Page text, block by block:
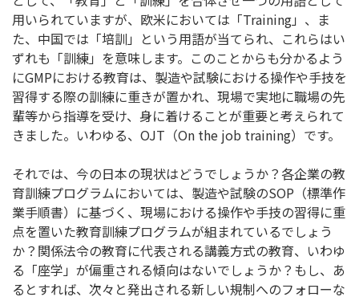
用いられていますが、欧米においては「Training」、ま
た、中国では「培訓」という用語が当てられ、これらはい
ずれも「訓練」を意味します。このことからも分かるよう
にGMPにおける教育は、製造や試験における操作や手技を
習得する際の訓練に重きが置かれ、現場で実地に職場の先
輩等から指導を受け、身に着けることが重要と考えられて
きました。いわゆる、OJT（On the job training）です。
それでは、今の日本の現状はどうでしょうか？各企業の教
育訓練プログラムにおいては、製造や試験のSOP（標準作
業手順書）に基づく、現場における操作や手技の習得に重
点を置いた教育訓練プログラムが組まれているでしょう
か？関係法令の教育に代表される講義方式の教育、いわゆ
る「座学」が偏重される傾向はないでしょうか？もし、あ
るとすれば、次々と発出される新しい規制へのフォローな